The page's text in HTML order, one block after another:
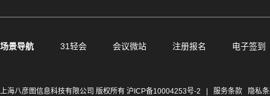
场景导航 31轻会 会议微站 注册报名 电子签到
上海八彦图信息科技有限公司 版权所有 沪ICP备10004253号-2 服务条款
隐私